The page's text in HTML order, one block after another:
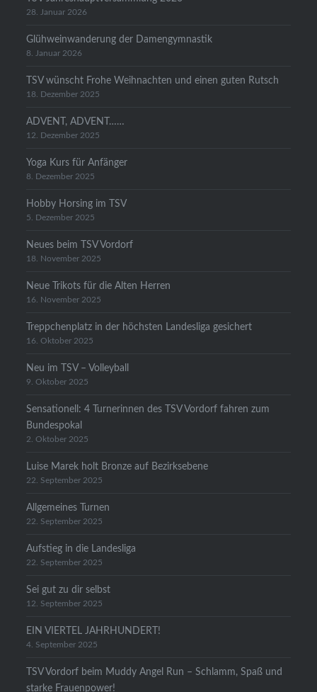
28. Januar 2026
Glühweinwanderung der Damengymnastik
8. Januar 2026
TSV wünscht Frohe Weihnachten und einen guten Rutsch
18. Dezember 2025
ADVENT, ADVENT……
12. Dezember 2025
Yoga Kurs für Anfänger
8. Dezember 2025
Hobby Horsing im TSV
5. Dezember 2025
Neues beim TSV Vordorf
18. November 2025
Neue Trikots für die Alten Herren
16. November 2025
Treppchenplatz in der höchsten Landesliga gesichert
16. Oktober 2025
Neu im TSV – Volleyball
9. Oktober 2025
Sensationell: 4 Turnerinnen des TSV Vordorf fahren zum
Bundespokal
2. Oktober 2025
Luise Marek holt Bronze auf Bezirksebene
22. September 2025
Allgemeines Turnen
22. September 2025
Aufstieg in die Landesliga
22. September 2025
Sei gut zu dir selbst
12. September 2025
EIN VIERTEL JAHRHUNDERT!
4. September 2025
TSV Vordorf beim Muddy Angel Run – Schlamm, Spaß und
starke Frauenpower!